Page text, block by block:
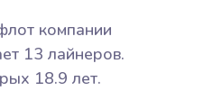
компании
13 лайнеров.
18.9 лет.